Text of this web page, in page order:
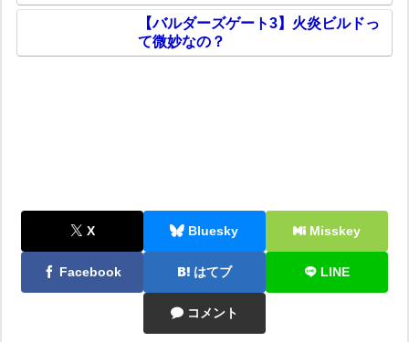
【バルダーズゲート3】火炎ビルドっ
て微妙なの？
X Bluesky Misskey
Facebook はてブ LINE
コメント